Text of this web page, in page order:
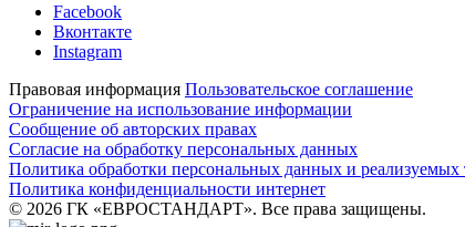
Facebook
Вконтакте
Instagram
Правовая информация Пользовательское соглашение
Ограничение на использование информации
Сообщение об авторских правах
Согласие на обработку персональных данных
Политика обработки персональных данных и
Политика конфиденциальности интернет
© 2026 ГК «ЕВРОСТАНДАРТ». Все права защищены.